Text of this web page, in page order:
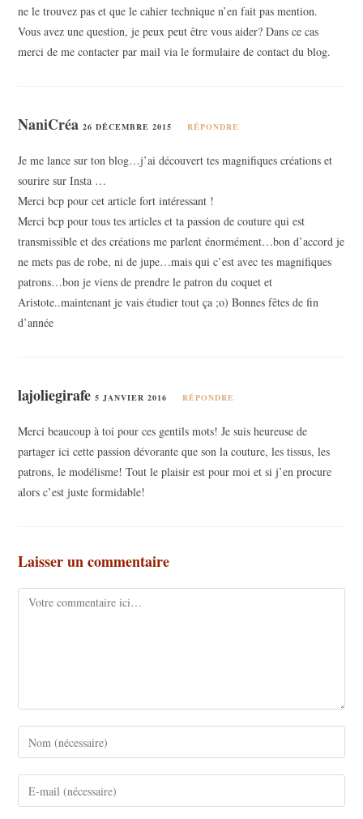
ne le trouvez pas et que le cahier technique n’en fait pas mention.
Vous avez une question, je peux peut être vous aider? Dans ce cas
merci de me contacter par mail via le formulaire de contact du blog.
NaniCréa26 DÉCEMBRE 2015 RÉPONDRE
Je me lance sur ton blog…j’ai découvert tes magnifiques créations et
sourire sur Insta …
Merci bcp pour cet article fort intéressant !
Merci bcp pour tous tes articles et ta passion de couture qui est
transmissible et des créations me parlent énormément…bon d’accord je
ne mets pas de robe, ni de jupe…mais qui c’est avec tes magnifiques
patrons…bon je viens de prendre le patron du coquet et
Aristote..maintenant je vais étudier tout ça ;o) Bonnes fêtes de fin
d’année
lajoliegirafe 5 JANVIER 2016 RÉPONDRE
Merci beaucoup à toi pour ces gentils mots! Je suis heureuse de
partager ici cette passion dévorante que son la couture, les tissus, les
patrons, le modélisme! Tout le plaisir est pour moi et si j’en procure
alors c’est juste formidable!
Laisser un commentaire